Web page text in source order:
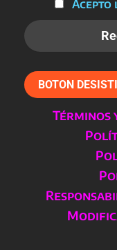
Acepto
BOTON
Términos